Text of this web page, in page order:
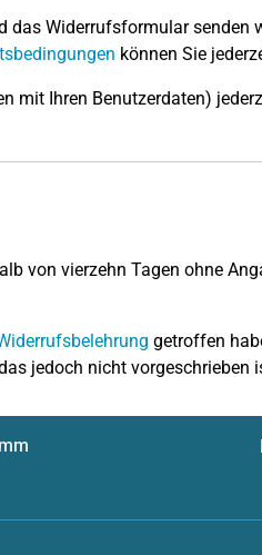
das Widerrufsformular senden
können Sie
mit Ihren Benutzerdaten)
von vierzehn Tagen ohne
getroffen
jedoch nicht vorgeschrieben